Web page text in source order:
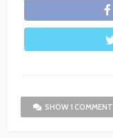
SHOW 1 COMMENT